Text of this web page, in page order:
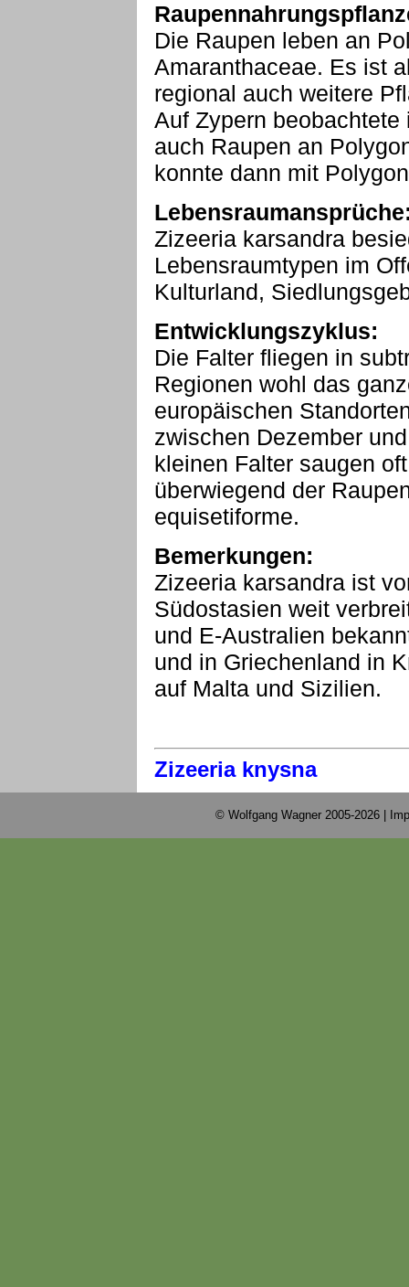
Die Raupen leben an
Amaranthaceae. Es ist
regional auch weitere
Auf Zypern
auch Raupen an
konnte dann mit
Zizeeria karsandra
Lebensraumtypen im
Kulturland,
Entwicklungszyklus:
Die Falter fliegen in
Regionen wohl das
europäischen
zwischen Dezember
kleinen Falter saugen
überwiegend der
equisetiforme.
Bemerkungen:
Zizeeria karsandra ist
Südostasien weit
und E-Australien
und in Griechenland in
auf Malta und Sizilien.
Zizeeria knysna
© Wolfgang Wagner 2005-2026 |